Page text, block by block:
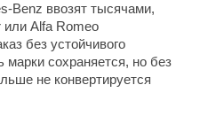
Benz ввозят тысячами,
или Alfa Romeo
без устойчивого
марки сохраняется, но без
не конвертируется